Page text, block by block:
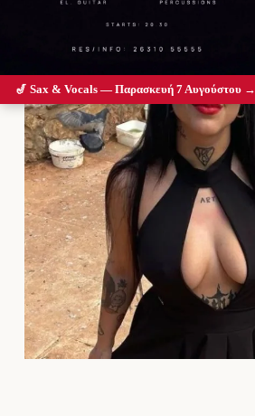
🎷 Sax & Vocals — Παρασκευή 7 Αυγούστου →